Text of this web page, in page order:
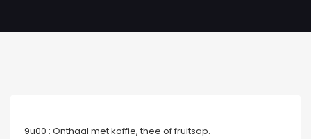
9u00 : Onthaal met koffie, thee of fruitsap.